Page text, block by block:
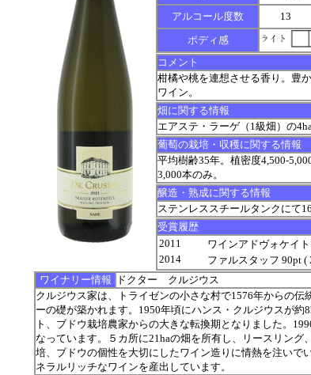
アルコール度数
13
ボディ感
コメント
柑橘や桃を連想させる香り。豊
ワイン。
畑に関する情報
エアステ・ラーゲ（1級畑）の
葡萄の栽培・収穫に関する情報
平均樹齢35年。植密度4,500-
3,000本のみ。
醸造・熟成に関する情報
ステンレススチールタンクにて
受賞履歴
2011
ワインアドヴォケイ
2014
ファルスタッフ 90pt (
ワイナリー情報
ドクター クルジウス
クルジウス家は、トライゼンの小さな村で1576年からの
ーの礎が築かれます。1950年頃にハンス・クルジウスが
ト、ブドウ栽培農家からの大きな転換期となりました。
なっています。５カ所に21haの畑を所有し、リースリン
培、ブドウの個性を大切にしたワイン造りに情熱を注いで
ネラルリッチなワインを産出しています。